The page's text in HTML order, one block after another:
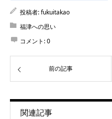
投稿者:fukuitakao
福津への思い
コメント:0
前の記事
関連記事